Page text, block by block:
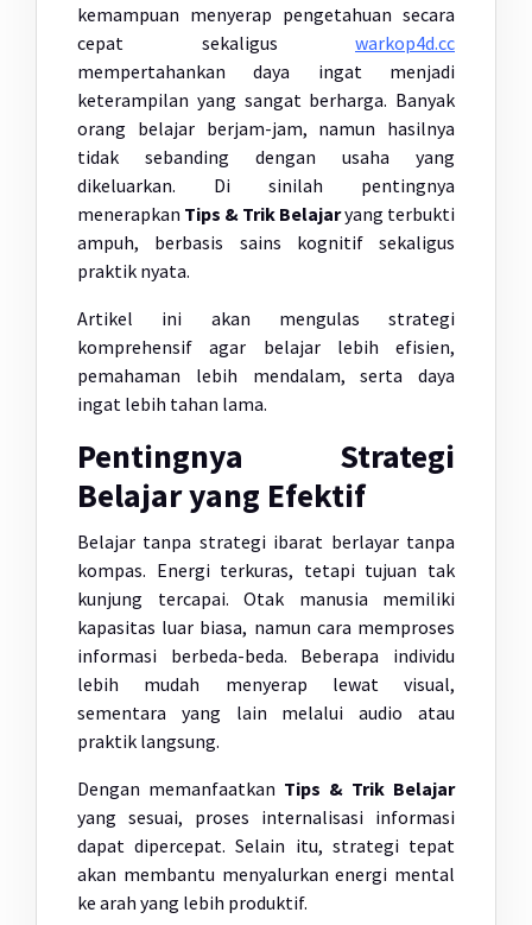
kemampuan menyerap pengetahuan secara
cepat sekaligus warkop4d.cc
mempertahankan daya ingat menjadi
keterampilan yang sangat berharga. Banyak
orang belajar berjam-jam, namun hasilnya
tidak sebanding dengan usaha yang
dikeluarkan. Di sinilah pentingnya
menerapkan Tips & Trik Belajaryang terbukti
ampuh, berbasis sains kognitif sekaligus
praktik nyata.
Artikel ini akan mengulas strategi
komprehensif agar belajar lebih efisien,
pemahaman lebih mendalam, serta daya
ingat lebih tahan lama.
Pentingnya Strategi
Belajar yang Efektif
Belajar tanpa strategi ibarat berlayar tanpa
kompas. Energi terkuras, tetapi tujuan tak
kunjung tercapai. Otak manusia memiliki
kapasitas luar biasa, namun cara memproses
informasi berbeda-beda. Beberapa individu
lebih mudah menyerap lewat visual,
sementara yang lain melalui audio atau
praktik langsung.
Dengan memanfaatkan Tips & Trik Belajar
yang sesuai, proses internalisasi informasi
dapat dipercepat. Selain itu, strategi tepat
akan membantu menyalurkan energi mental
ke arah yang lebih produktif.